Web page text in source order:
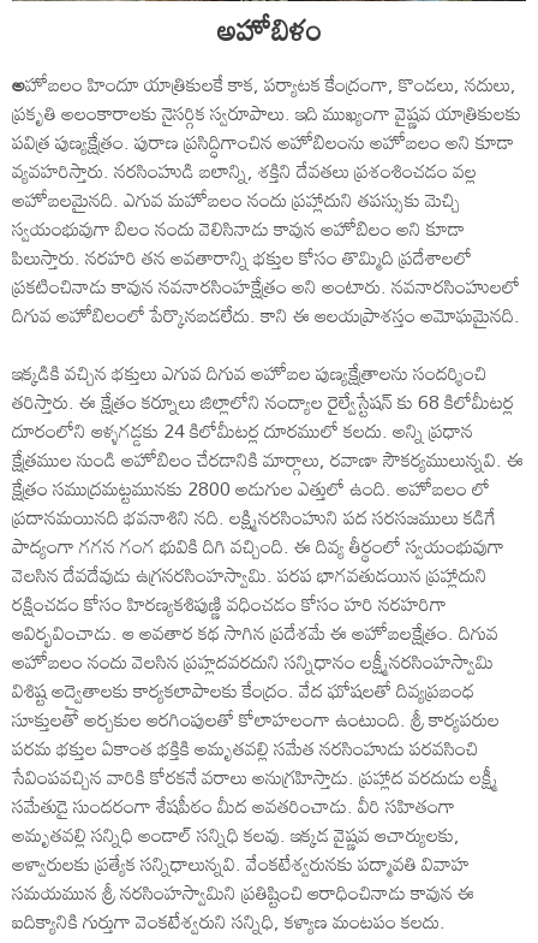
అహోబిళం
అహోబలం హిందూ యాత్రికులకే కాక, పర్యాటక కేంద్రంగా, కొండలు, నదులు,
ప్రకృతి అలంకారాలకు నైసర్గిక స్వరూపాలు. ఇది ముఖ్యంగా వైష్ణవ యాత్రికులకు
పవిత్ర పుణ్యక్షేత్రం. పురాణ ప్రసిద్ధిగాంచిన అహోబిలంను అహోబలం అని కూడా
వ్యవహరిస్తారు. నరసింహుడి బలాన్ని, శక్తిని దేవతలు ప్రశంశించడం వల్ల
అహోబలమైనది. ఎగువ మహోబలం నందు ప్రహ్లాదుని తపస్సుకు మెచ్చి
స్వయంభువుగా బిలం నందు వెలిసినాడు కావున అహోబిలం అని కూడా
పిలుస్తారు. నరహరి తన అవతారాన్ని భక్తుల కోసం తొమ్మిది ప్రదేశాలలో
ప్రకటించినాడు కావున నవనారసింహక్షేత్రం అని అంటారు. నవనారసింహులలో
దిగువ అహోబిలంలో పేర్కొనబడలేదు. కాని ఈ ఆలయప్రాశస్తం అమోఘమైనది.
ఇక్కడికి వచ్చిన భక్తులు ఎగువ దిగువ అహోబల పుణ్యక్షేత్రాలను సందర్శించి
తరిస్తారు. ఈ క్షేత్రం కర్నూలు జిల్లాలోని నంద్యాల రైల్వేస్టేషన్ కు 68 కిలోమీటర్ల
దూరంలోని ఆళ్ళగడ్డకు 24 కిలోమీటర్ల దూరములో కలదు. అన్ని ప్రధాన
క్షేత్రముల నుండి అహోబిలం చేరడానికి మార్గాలు, రవాణా సౌకర్యములున్నవి. ఈ
క్షేత్రం సముద్రమట్టమునకు 2800 అడుగుల ఎత్తులో ఉంది. అహోబలం లో
ప్రదానమయినది భవనాశిని నది. లక్ష్మినరసింహుని పద సరసజములు కడిగే
పాద్యంగా గగన గంగ భువికి దిగి వచ్చింది. ఈ దివ్య తీర్థంలో స్వయంభువుగా
వెలసిన దేవదేవుడు ఉగ్రనరసింహస్వామి. పరప భాగవతుడయిన ప్రహ్లాదుని
రక్షించడం కోసం హిరణ్యకశిపుణ్ణి వధించడం కోసం హరి నరహరిగా
ఆవిర్భవించాడు. ఆ అవతార కథ సాగిన ప్రదేశమే ఈ అహోబలక్షేత్రం. దిగువ
అహోబలం నందు వెలసిన ప్రహ్లదవరదుని సన్నిధానం లక్ష్మీనరసింహస్వామి
విశిష్ట అద్వైతాలకు కార్యకలాపాలకు కేంద్రం. వేద ఘోషలతో దివ్యప్రబంధ
సూక్తులతో అర్చకుల ఆరగింపులతో కోలాహలంగా ఉంటుంది. శ్రీ కార్యపరుల
పరమ భక్తుల ఏకాంత భక్తికి అమృతవల్లి సమేత నరసింహుడు పరవసించి
సేవింపవచ్చిన వారికి కోరకనే వరాలు అనుగ్రహిస్తాడు. ప్రహ్లాద వరదుడు లక్ష్మీ
సమేతుడై సుందరంగా శేషపీఠం మీద అవతరించాడు. వీరి సహితంగా
అమృతవల్లి సన్నిధి అండాల్ సన్నిధి కలవు. ఇక్కడ వైష్ణవ ఆచార్యులకు,
అళ్వారులకు ప్రత్యేక సన్నిధాలున్నవి. వేంకటేశ్వరునకు పద్మావతి వివాహ
సమయమున శ్రీ నరసింహస్వామిని ప్రతిష్టించి ఆరాధించినాడు కావున ఈ
ఐదిక్యానికి గుర్తుగా వెంకటేశ్వరుని సన్నిధి, కళ్యాణ మంటపం కలదు.